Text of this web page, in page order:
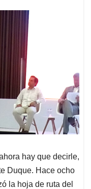
hay que decirle,
Duque. Hace ocho
la hoja de ruta del